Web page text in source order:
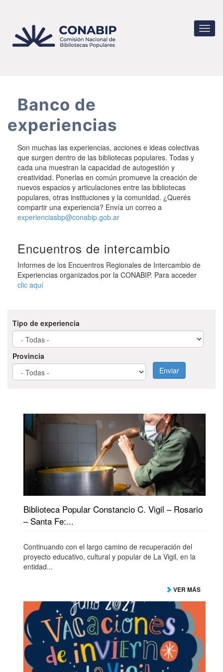
contenido
principal
Banco de
experiencias
Son muchas las experiencias, acciones e ideas colectivas
que surgen dentro de las bibliotecas populares. Todas y
cada una muestran la capacidad de autogestión y
creatividad. Ponerlas en común promueve la creación de
nuevos espacios y articulaciones entre las bibliotecas
populares, otras instituciones y la comunidad. ¿Querés
compartir una experiencia? Envía un correo a
experienciasbp@conabip.gob.ar
Encuentros de intercambio
Informes de los Encuentros Regionales de Intercambio de
Experiencias organizados por la CONABIP. Para acceder
clic aquí
Tipo de experiencia
Provincia
Enviar
Biblioteca Popular Constancio C. Vigil – Rosario
– Santa Fe:...
Continuando con el largo camino de recuperación del
proyecto educativo, cultural y popular de La Vigil, en la
entidad...
VER MÁS